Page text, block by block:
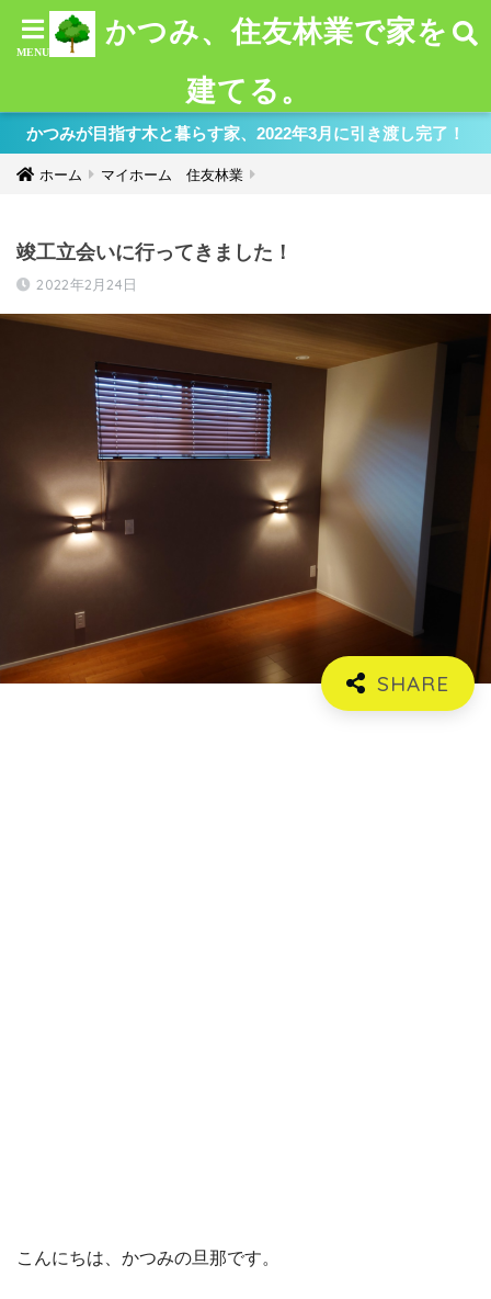
かつみ、住友林業で家を
建てる。
かつみが目指す木と暮らす家、2022年3月に引き渡し完了！
ホーム マイホーム 住友林業
竣工立会いに行ってきました！
2022年2月24日
こんにちは、かつみの旦那です。